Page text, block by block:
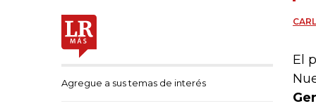
Agregue a sus temas de interés
El